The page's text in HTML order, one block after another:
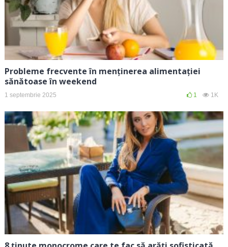
Probleme frecvente în menținerea alimentației
sănătoase în weekend
1 septembrie 2025 1 1K